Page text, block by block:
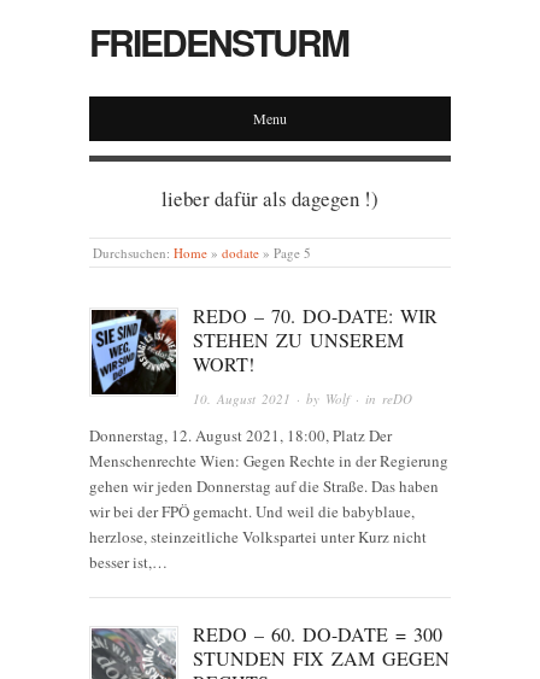
FRIEDENSTURM
Menu
lieber dafür als dagegen !)
Durchsuchen: Home » dodate » Page 5
REDO – 70. DO-DATE: WIR
STEHEN ZU UNSEREM
WORT!
10. August 2021 · by Wolf· in reDO
Donnerstag, 12. August 2021, 18:00, Platz Der
Menschenrechte Wien: Gegen Rechte in der Regierung
gehen wir jeden Donnerstag auf die Straße. Das haben
wir bei der FPÖ gemacht. Und weil die babyblaue,
herzlose, steinzeitliche Volkspartei unter Kurz nicht
besser ist,…
REDO – 60. DO-DATE = 300
STUNDEN FIX ZAM GEGEN